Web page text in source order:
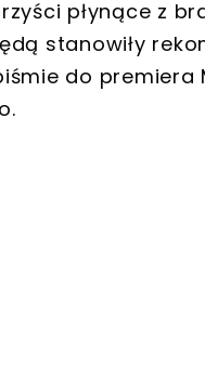
płynące z
stanowiły
do premiera